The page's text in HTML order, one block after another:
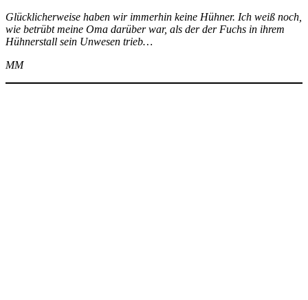
Glücklicherweise haben wir immerhin keine Hühner. Ich weiß noch,
wie betrübt meine Oma darüber war, als der der Fuchs in ihrem
Hühnerstall sein Unwesen trieb…
MM